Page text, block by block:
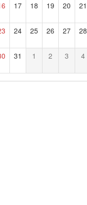
17 18 19 20 21
24 25 26 27 28
31 1 2 3 4